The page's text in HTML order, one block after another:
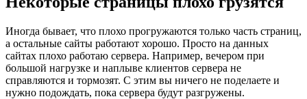
Иногда бывает, что плохо прогружаются только часть страниц,
а остальные сайты работают хорошо. Просто на данных
сайтах плохо работаю сервера. Например, вечером при
большой нагрузке и наплыве клиентов сервера не
справляются и тормозят. С этим вы ничего не поделаете и
нужно подождать, пока сервера будут разгружены.